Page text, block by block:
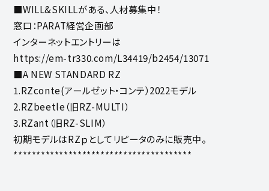
■WILL&SKILLがある、人材募集中！
窓口：PARAT経営企画部
インターネットエントリーは
https://em-tr330.com/L34419/b2454/13071
■A NEW STANDARD RZ
1.RZconte(アールゼット・コンテ）2022モデル
2.RZbeetle（旧RZ-MULTI）
3.RZant（旧RZ-SLIM）
初期モデルはRZｐとしてリピータのみに販売中。
***************************************